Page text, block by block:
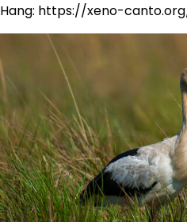
Hang: https://xeno-